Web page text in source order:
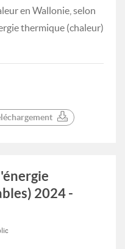
en Wallonie, selon
thermique (chaleur)
2024 -